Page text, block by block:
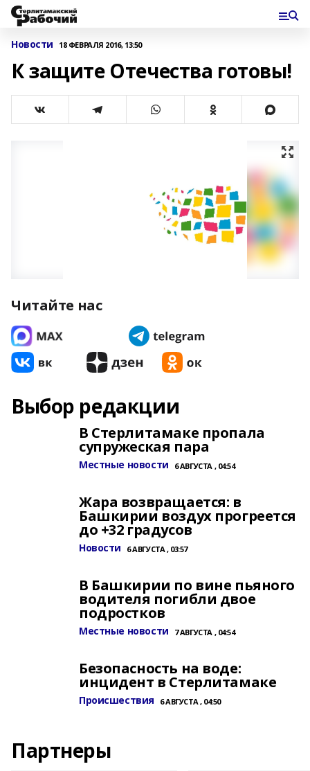
Новости 18 ФЕВРАЛЯ 2016, 13:50
К защите Отечества готовы!
Читайте нас
Выбор редакции
В Стерлитамаке пропала
супружеская пара
Местные новости 6 АВГУСТА , 04:54
Жара возвращается: в
Башкирии воздух прогреется
до +32 градусов
Новости 6 АВГУСТА , 03:57
В Башкирии по вине пьяного
водителя погибли двое
подростков
Местные новости 7 АВГУСТА , 04:54
Безопасность на воде:
инцидент в Стерлитамаке
Происшествия 6 АВГУСТА , 04:50
Партнеры